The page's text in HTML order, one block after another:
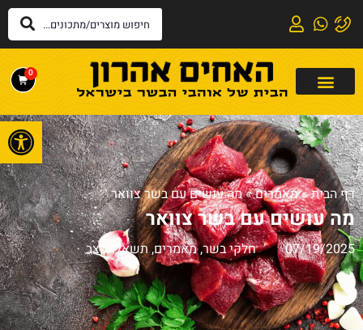
0
דף הבית»מאמרים»מה עושים עם בשר צוואר
מה עושים עם בשר צוואר
07/19/2025 חלקי בשר,מאמרים,תשאלו קצב